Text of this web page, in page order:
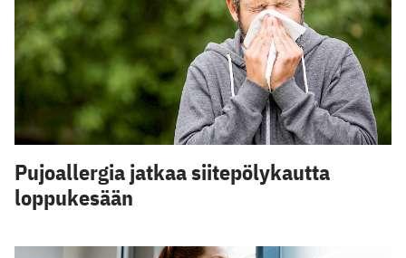
Pujoallergia jatkaa siitepölykautta
loppukesään